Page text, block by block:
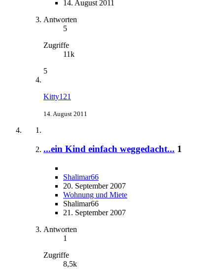
14. August 2011
Antworten
5
Zugriffe
11k
5
Kitty121
14. August 2011
...ein Kind einfach weggedacht... 1
Shalimar66
20. September 2007
Wohnung und Miete
Shalimar66
21. September 2007
Antworten
1
Zugriffe
8,5k